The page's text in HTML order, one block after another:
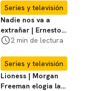
Series y televisión
Nadie nos va a
extrañar | Ernesto
Laguardia habla
2
2 min de lectura
Series y televisión
Lioness | Morgan
Freeman elogia la